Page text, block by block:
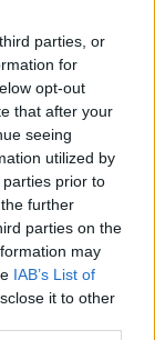
parties, or
for
opt-out
that after your
seeing
utilized by
prior to
further
parties on the
may
IAB’s List of
it to other
une erreur